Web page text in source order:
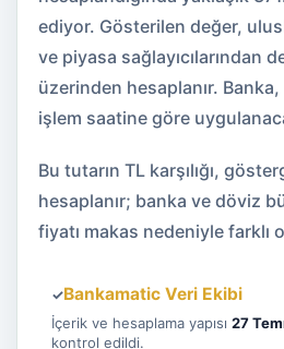
ediyor. Gösterilen değer,
ve piyasa sağlayıcılarından
üzerinden hesaplanır.
işlem saatine göre
Bu tutarın TL karşılığı,
hesaplanır; banka ve döviz
fiyatı makas nedeniyle farklı
✓Bankamatic Veri Ekibi
İçerik ve hesaplama yapısı 27
kontrol edildi.